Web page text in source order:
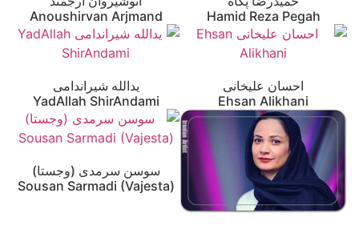
Hamid Reza Pegah
Anoushirvan Arjmand
احسان علیخانی
Ehsan Alikhani
یدالله شیراندامی
YadAllah ShirAndami
سوسن سرمدی (وجستا)
Sousan Sarmadi (Vajesta)